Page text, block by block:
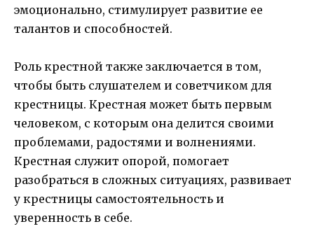
эмоционально, стимулирует развитие ее
талантов и способностей.
Роль крестной также заключается в том,
чтобы быть слушателем и советчиком для
крестницы. Крестная может быть первым
человеком, с которым она делится своими
проблемами, радостями и волнениями.
Крестная служит опорой, помогает
разобраться в сложных ситуациях, развивает
у крестницы самостоятельность и
уверенность в себе.